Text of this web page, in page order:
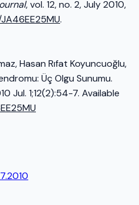
, vol. 12, no. 2, July 2010,
.
Hasan Rıfat Koyuncuoğlu,
Üç Olgu Sunumu.
Jul. 1;12(2):54-7. Available